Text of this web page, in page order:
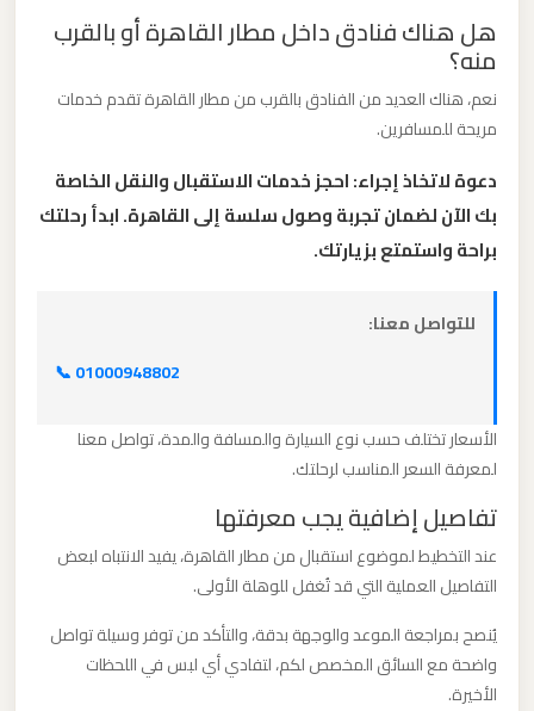
هل هناك فنادق داخل مطار القاهرة أو بالقرب
منه؟
نعم، هناك العديد من الفنادق بالقرب من مطار القاهرة تقدم خدمات
مريحة للمسافرين.
دعوة لاتخاذ إجراء: احجز خدمات الاستقبال والنقل الخاصة
بك الآن لضمان تجربة وصول سلسة إلى القاهرة. ابدأ رحلتك
براحة واستمتع بزيارتك.
للتواصل معنا:
📞 01000948802
الأسعار تختلف حسب نوع السيارة والمسافة والمدة، تواصل معنا
لمعرفة السعر المناسب لرحلتك.
تفاصيل إضافية يجب معرفتها
عند التخطيط لموضوع استقبال من مطار القاهرة، يفيد الانتباه لبعض
التفاصيل العملية التي قد تُغفل للوهلة الأولى.
يُنصح بمراجعة الموعد والوجهة بدقة، والتأكد من توفر وسيلة تواصل
واضحة مع السائق المخصص لكم، لتفادي أي لبس في اللحظات
الأخيرة.
القاهرة
أسعار
ليموزين
مطار
القاهرة
ليموزين
ليموزين
مطار
العلمين
الجديدة
ليموزين
مطار
العلمين